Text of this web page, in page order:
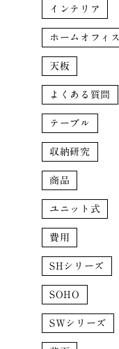
インテリア
ホームオフィス
天板
よくある質問
テーブル
収納研究
商品
ユニット式
費用
SHシリーズ
SOHO
SWシリーズ